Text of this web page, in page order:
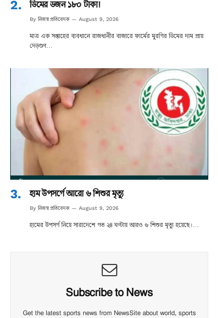
ডিমের ডজন ১৮০ টাকা!
By নিজস্ব প্রতিবেদক August 9, 2026
মাত্র এক সপ্তাহের ব্যবধানে রাজধানীর বাজারে ফার্মের মুরগির ডিমের দাম প্রায়
দেড়গুণ…
হাম উপসর্গে আরো ৬ শিশুর মৃত্যু
By নিজস্ব প্রতিবেদক August 9, 2026
হামের উপসর্গ নিয়ে সারাদেশে গত ২৪ ঘণ্টায় আরও ৬ শিশুর মৃত্যু হয়েছে।…
Subscribe to News
Get the latest sports news from NewsSite about world, sports